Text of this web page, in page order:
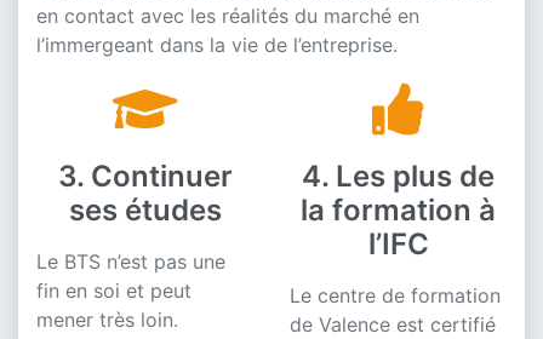
en contact avec les réalités du marché en
l’immergeant dans la vie de l’entreprise.
3
3. Continuer
ses études
Le BTS n’est pas une
fin en soi et peut
mener très loin.
4
4. Les plus de
la formation à
l’IFC
Le centre de formation
de Valence est certifié